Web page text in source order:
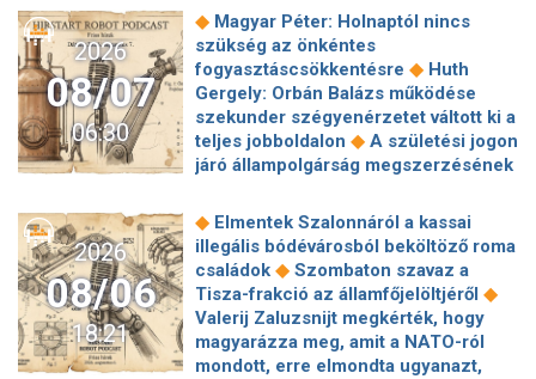
hírszerzés szerint Putyin pár éven
belül megtámadhat egy NATO-
tagállamot
Vitézy Dávid
elmagyarázta, miért Mészárosék
cége nyerte a közbeszerzést
sínhegesztésre◆
Nagy cégek
segítségét kéri Szolnok
polgármestere a 400 kirúgott
mozgolódás a Legfőbb Ügyészségen,
többen kerülnek új pozícióba◆Tarr
Zoltán: Zajlik a közmédia átvilágítása
◆Gajdos László szerint butaság,
hogy a Mol volt jogászára bízták a
MOHU-koncesszió felülvizsgálatát
Milliós büntetés egy ismert magyar
2026
08/07
06:30
◆ Magyar Péter: Holnaptól nincs
szükség az önkéntes
fogyasztáscsökkentésre ◆ Huth
Gergely: Orbán Balázs működése
szekunder szégyenérzetet váltott ki a
teljes jobboldalon ◆ A születési jogon
járó állampolgárság megszerzésének
Donald Trump
◆ „Kevésen múlt a
katasztrófa” – szintet léphetett az
orosz hibrid hadviselés
Ákos: Vagyonkezelés közérdekből: mi
jön a kekvák után?
Térképen, ahogy
hajnalban elérte Magyarország
határát a hidegfront
◆
A forintot is
2026
08/06
18:21
◆ Elmentek Szalonnáról a kassai
illegális bódévárosból beköltöző roma
családok ◆ Szombaton szavaz a
Tisza-frakció az államfőjelöltjéről ◆
Valerij Zaluzsnijt megkérték, hogy
magyarázza meg, amit a NATO-ról
mondott, erre elmondta ugyanazt,